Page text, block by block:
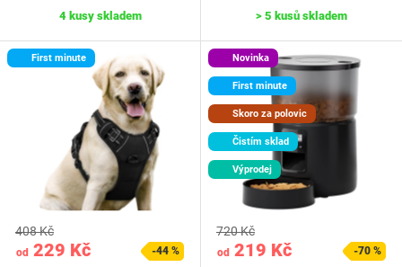
4 kusy skladem > 5 kusů skladem
First minute
od 229 Kč
408 Kč
-44 %
Novinka
First minute
Skoro za polovic
Čistím sklad
Výprodej
od 219 Kč
720 Kč
-70 %